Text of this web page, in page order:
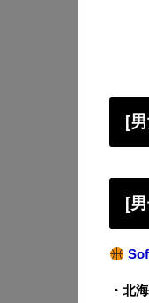
[
[
・北